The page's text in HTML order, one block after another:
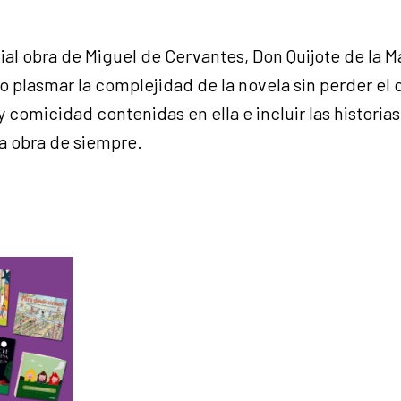
obra de Miguel de Cervantes, Don Quijote de la
la complejidad de la novela sin perder el
comicidad contenidas en ella e incluir las
obra de siempre.